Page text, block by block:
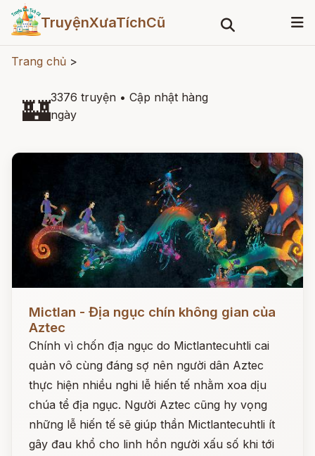
TruyệnXưaTíchCũ
Trang chủ >
🏰3376 truyện • Cập nhật hàng
ngày
Mictlan - Địa ngục chín không gian của
Aztec
Chính vì chốn địa ngục do Mictlantecuhtli cai
quản vô cùng đáng sợ nên người dân Aztec
thực hiện nhiều nghi lễ hiến tế nhằm xoa dịu
chúa tể địa ngục. Người Aztec cũng hy vọng
những lễ hiến tế sẽ giúp thần Mictlantecuhtli ít
gây đau khổ cho linh hồn người xấu số khi tới